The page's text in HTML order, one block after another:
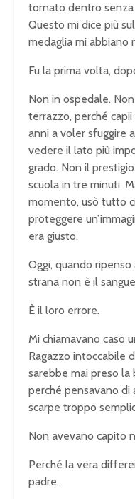
tornato dentro senza
Questo mi dice più
medaglia mi abbiano
Fu la prima volta,
Non in ospedale.
terrazzo, perché
anni a voler sfuggire
vedere il lato più
grado. Non il
scuola in tre minuti.
momento, usò tutto
proteggere
era giusto.
Oggi, quando
strana non è il
È il loro errore.
Mi chiamavano caso
Ragazzo intoccabile
sarebbe mai preso la
perché pensavano di
scarpe troppo
Non avevano capito
Perché la vera
padre.